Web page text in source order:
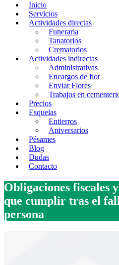
Inicio
Servicios
Actividades directas
Funeraria
Tanatorios
Crematorios
Actividades indirectas
Administrativas
Encargos de flor
Enviar Flores
Trabajos en
Precios
Esquelas
Entierros
Aniversarios
Pésames
Blog
Dudas
Contacto
Obligaciones fiscales
que cumplir tras el
persona